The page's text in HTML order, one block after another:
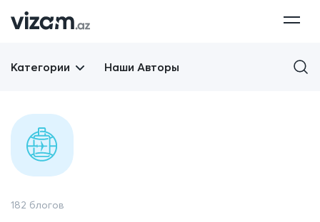
Категории Наши Авторы
182 блогов